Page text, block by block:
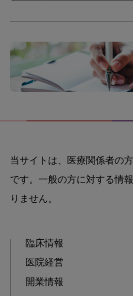
当サイトは、医療関係者の
です。一般の方に対する情
りません。
臨床情報
医院経営
開業情報